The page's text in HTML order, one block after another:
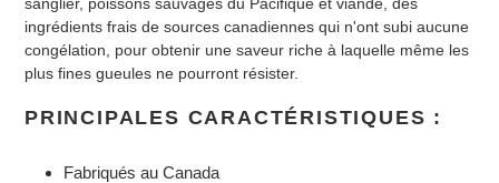
ingrédients frais de sources canadiennes qui n'ont subi aucune
congélation, pour obtenir une saveur riche à laquelle même les
plus fines gueules ne pourront résister.
PRINCIPALES CARACTÉRISTIQUES :
Fabriqués au Canada